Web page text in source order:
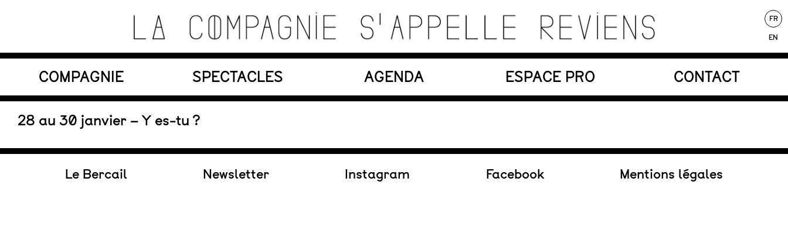
La Compagnie s'Appelle
Reviens
Théâtre de recherche où se croisent marionnettes, matériaux, machines, acteurs et compositions sonores au service d’une écriture poétique.
COMPAGNIE SPECTACLES AGENDA ESPACE PRO CONTACT
FR
EN
En tournée
28 au 30 janvier – Y es-tu ?
Le Bercail Newsletter Instagram Facebook Mentions légales